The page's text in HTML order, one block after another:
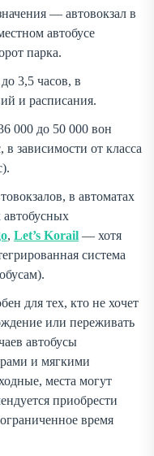
— автовокзал в
автобусе
парка.
3,5 часов, в
и расписания.
000 до 50 000 вон
зависимости от класса
в автоматах
автобусных
, Let’s Korail — хотя
система
для тех, кто не хочет
или переживать
автобусы
и мягкими
места могут
приобрести
время